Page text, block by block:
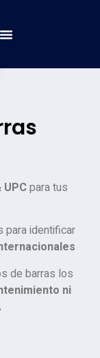
para tus
para identificar
de barras los
ni